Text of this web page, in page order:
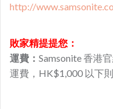
http://
敗家精提提您：
運費： Samsonite 香港
運費，HK$1,000 以下